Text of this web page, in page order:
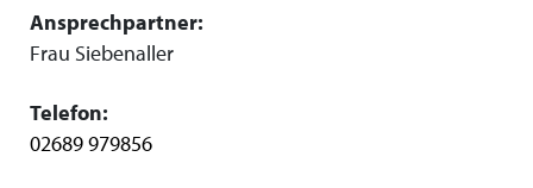
Ansprechpartner:
Frau Siebenaller
Telefon:
02689 979856